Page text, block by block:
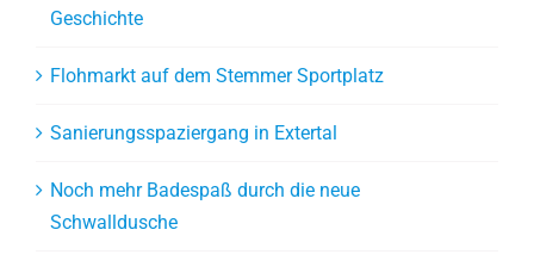
Geschichte
Flohmarkt auf dem Stemmer Sportplatz
Sanierungsspaziergang in Extertal
Noch mehr Badespaß durch die neue
Schwalldusche